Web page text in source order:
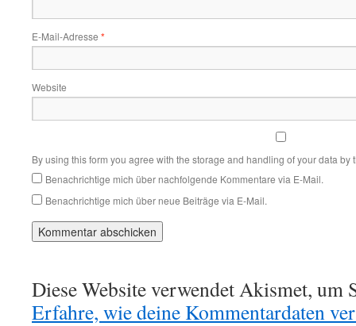
E-Mail-Adresse *
Website
By using this form you agree with the storage and handling of your data by
Benachrichtige mich über nachfolgende Kommentare via E-Mail.
Benachrichtige mich über neue Beiträge via E-Mail.
Diese Website verwendet Akismet, um
Erfahre, wie deine Kommentardaten